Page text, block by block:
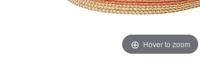
Hover to zoom